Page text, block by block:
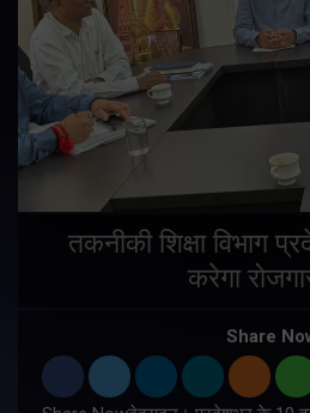
तकनीकी शिक्षा विभाग
करेगा
Share